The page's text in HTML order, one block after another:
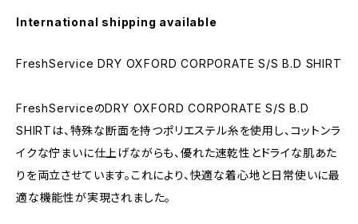
International shipping available
FreshService DRY OXFORD CORPORATE S/S B.D SHIRT
FreshServiceのDRY OXFORD CORPORATE S/S B.D
SHIRTは、特殊な断面を持つポリエステル糸を使用し、コットンラ
イクな佇まいに仕上げながらも、優れた速乾性とドライな肌あた
りを両立させています。これにより、快適な着心地と日常使いに最
適な機能性が実現されました。